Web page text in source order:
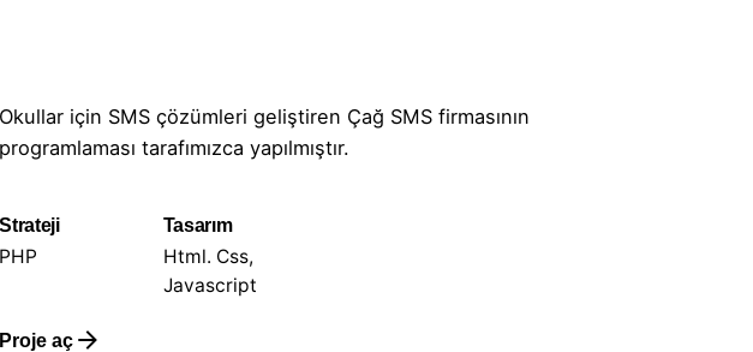
Okullar için SMS çözümleri geliştiren Çağ SMS firmasının
programlaması tarafımızca yapılmıştır.
Strateji
PHP
Tasarım
Html. Css,
Javascript
Proje aç